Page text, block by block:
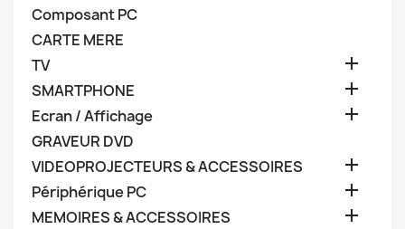
Composant PC
CARTE MERE
TV

SMARTPHONE 
Ecran / Affichage 
GRAVEUR DVD
VIDEOPROJECTEURS & ACCESSOIRES

Périphérique PC 
MEMOIRES & ACCESSOIRES 